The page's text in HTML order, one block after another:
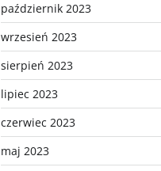
październik 2023
wrzesień 2023
sierpień 2023
lipiec 2023
czerwiec 2023
maj 2023